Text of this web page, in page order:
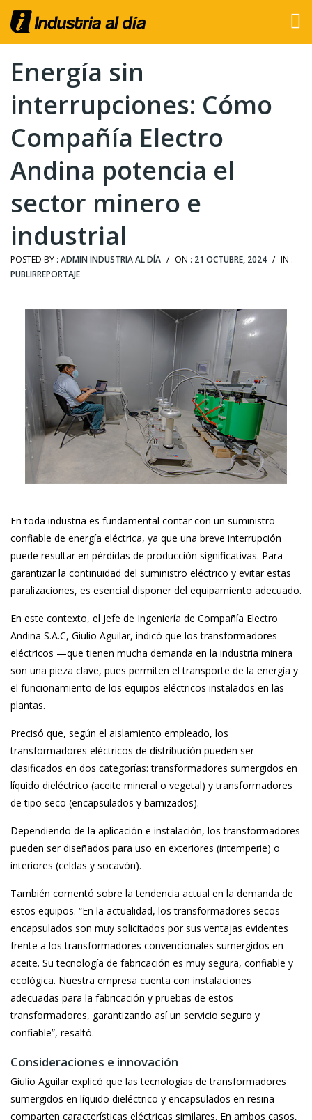
Energía sin
interrupciones: Cómo
Compañía Electro
Andina potencia el
sector minero e
industrial
POSTED BY : ADMIN INDUSTRIA AL DÍA / ON : 21 OCTUBRE, 2024 / IN :
PUBLIRREPORTAJE
En toda industria es fundamental contar con un suministro
confiable de energía eléctrica, ya que una breve interrupción
puede resultar en pérdidas de producción significativas. Para
garantizar la continuidad del suministro eléctrico y evitar estas
paralizaciones, es esencial disponer del equipamiento adecuado.
En este contexto, el Jefe de Ingeniería de Compañía Electro
Andina S.A.C, Giulio Aguilar, indicó que los transformadores
eléctricos —que tienen mucha demanda en la industria minera
son una pieza clave, pues permiten el transporte de la energía y
el funcionamiento de los equipos eléctricos instalados en las
plantas.
Precisó que, según el aislamiento empleado, los
transformadores eléctricos de distribución pueden ser
clasificados en dos categorías: transformadores sumergidos en
líquido dieléctrico (aceite mineral o vegetal) y transformadores
de tipo seco (encapsulados y barnizados).
Dependiendo de la aplicación e instalación, los transformadores
pueden ser diseñados para uso en exteriores (intemperie) o
interiores (celdas y socavón).
También comentó sobre la tendencia actual en la demanda de
estos equipos. “En la actualidad, los transformadores secos
encapsulados son muy solicitados por sus ventajas evidentes
frente a los transformadores convencionales sumergidos en
aceite. Su tecnología de fabricación es muy segura, confiable y
ecológica. Nuestra empresa cuenta con instalaciones
adecuadas para la fabricación y pruebas de estos
transformadores, garantizando así un servicio seguro y
confiable”, resaltó.
Consideraciones e innovación
Giulio Aguilar explicó que las tecnologías de transformadores
sumergidos en líquido dieléctrico y encapsulados en resina
comparten características eléctricas similares. En ambos casos,